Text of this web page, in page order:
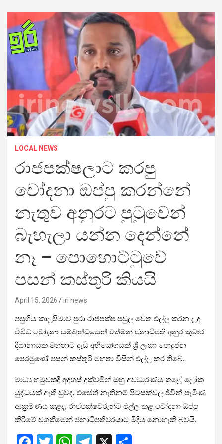
LOCAL NEWS
රාජපක්ෂලාට කරපු
චෝදනා ඔප්පු කරන්නේ
නැතුව අනුරට පුටුවෙන්
බැහැලා යන්න දෙන්නේ
නෑ – පොහොට්ටුවේ
පසන් කස්තුරි කියයි
April 15, 2026 iri news
පසුගිය කාලසීමාව පුරා රාජපක්ෂ පවුල වෙත එල්ල කරන ලද
විවිධ චෝදනා සම්බන්ධයෙන් වත්මන් ජනාධිපති අනුර කුමාර
දිසානායක මහතාට දැඩි අභියෝගයක් ශ්‍රී ලංකා පොදුජන
පෙරමුණේ පසන් කස්තුරි මහතා විසින් එල්ල කර තිබේ.
මාධ්‍ය හමුවකදී අදහස් දක්වමින් ඔහු අවධාරණය කළේ ලෝක
යුද්ධයක් ඇති වුවද, එසේත් නැතිනම් පිටසක්වල ජීවීන් පැමිණ
ආක්‍රමණය කළද, රාජපක්ෂවරුන්ට එල්ල කළ චෝදනා ඔප්පු
කිරීමේ වගකීමෙන් ජනාධිපතිවරයාට මිදිය නොහැකි බවයි.